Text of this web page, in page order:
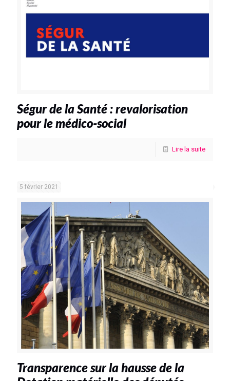
Ségur de la Santé : revalorisation
pour le médico-social
Lire la suite
5 février 2021
Transparence sur la hausse de la